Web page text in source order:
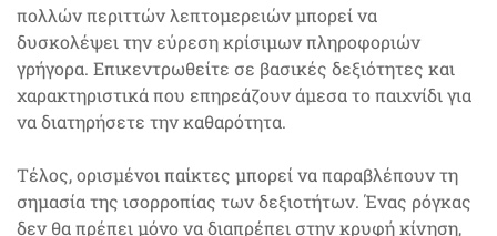
πολλών περιττών λεπτομερειών μπορεί να
δυσκολέψει την εύρεση κρίσιμων πληροφοριών
γρήγορα. Επικεντρωθείτε σε βασικές δεξιότητες και
χαρακτηριστικά που επηρεάζουν άμεσα το παιχνίδι για
να διατηρήσετε την καθαρότητα.
Τέλος, ορισμένοι παίκτες μπορεί να παραβλέπουν τη
σημασία της ισορροπίας των δεξιοτήτων. Ένας ρόγκας
δεν θα πρέπει μόνο να διαπρέπει στην κρυφή κίνηση,